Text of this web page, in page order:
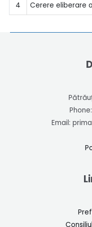
4 Cerere eliberare
Email: